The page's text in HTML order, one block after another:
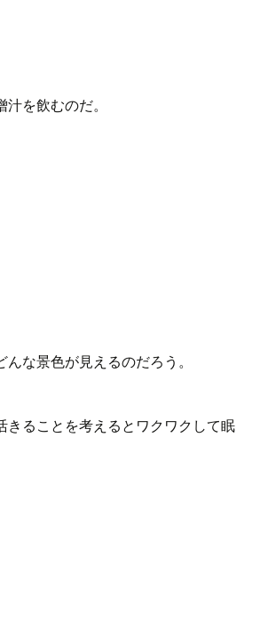
を飲むのだ。
な景色が見えるのだろう。
きることを考えるとワクワクして眠